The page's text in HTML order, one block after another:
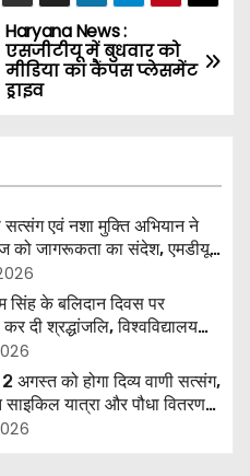
Haryana News :
एसजीटीयू में बुधवार को
मीडिया का कैंपस प्लेसमेंट
ड्राइव
सत्संग एवं नशा मुक्ति अभियान ने
को जागरूकता का संदेश, एमडीयू
लोगों ने लिया संकल्प
सिंह के बलिदान दिवस पर
कर दी श्रद्धांजलि, विश्वविद्यालय
अवकाश बहाल करने की उठी
अगस्त को होगा दिव्य वाणी सत्संग,
साइकिल यात्रा और पौधा वितरण